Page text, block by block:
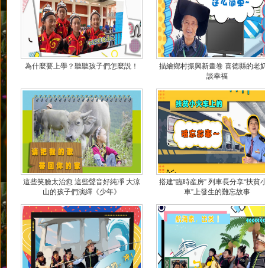
為什麼要上學？聽聽孩子們怎麼説！
描繪鄉村振興新畫卷 喜德縣的老
談幸福
這些笑臉太治愈 這些聲音好純凈 大涼
山的孩子們演繹《少年》
搭建“臨時産房” 列車長分享“扶貧
車”上發生的難忘故事